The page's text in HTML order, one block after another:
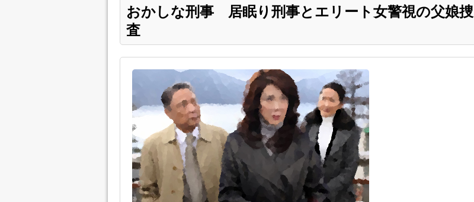
おかしな刑事 居眠り刑事とエリート女警視の父娘捜
査